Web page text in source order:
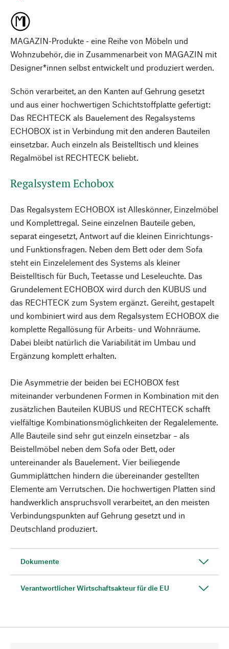
MAGAZIN-Produkte - eine Reihe von Möbeln und
Wohnzubehör, die in Zusammenarbeit von MAGAZIN mit
Designer*innen selbst entwickelt und produziert werden.
Schön verarbeitet, an den Kanten auf Gehrung gesetzt
und aus einer hochwertigen Schichtstoffplatte gefertigt:
Das RECHTECK als Bauelement des Regalsystems
ECHOBOX ist in Verbindung mit den anderen Bauteilen
einsetzbar. Auch einzeln als Beistelltisch und kleines
Regalmöbel ist RECHTECK beliebt.
Regalsystem Echobox
Das Regalsystem ECHOBOX ist Alleskönner, Einzelmöbel
und Komplettregal. Seine einzelnen Bauteile geben,
separat eingesetzt, Antwort auf die kleinen Einrichtungs-
und Funktionsfragen. Neben dem Bett oder dem Sofa
steht ein Einzelelement des Systems als kleiner
Beistelltisch für Buch, Teetasse und Leseleuchte. Das
Grundelement ECHOBOX wird durch den KUBUS und
das RECHTECK zum System ergänzt. Gereiht, gestapelt
und kombiniert wird aus dem Regalsystem ECHOBOX die
komplette Regallösung für Arbeits- und Wohnräume.
Dabei bleibt natürlich die Variabilität im Umbau und
Ergänzung komplett erhalten.
Die Asymmetrie der beiden bei ECHOBOX fest
miteinander verbundenen Formen in Kombination mit den
zusätzlichen Bauteilen KUBUS und RECHTECK schafft
vielfältige Kombinationsmöglichkeiten der Regalelemente.
Alle Bauteile sind sehr gut einzeln einsetzbar – als
Beistellmöbel neben dem Sofa oder Bett, oder
untereinander als Bauelement. Vier beiliegende
Gummiplättchen hindern die übereinander gestellten
Elemente am Verrutschen. Die hochwertigen Platten sind
handwerklich anspruchsvoll verarbeitet, an den meisten
Verbindungspunkten auf Gehrung gesetzt und in
Deutschland produziert.
Dokumente
Verantwortlicher Wirtschaftsakteur für die EU